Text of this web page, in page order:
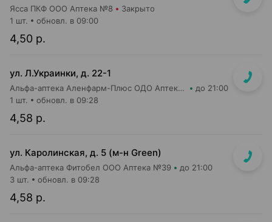
Ясса ПКФ ООО Аптека №8 Закрыто
4,50 р.
1 шт. обновл. в 09:00
ул. Л.Украинки, д. 22-1
Альфа-аптека Аленфарм-Плюс ОДО Аптека №13 до 21:00
4,58 р.
1 шт. обновл. в 09:28
ул. Каролинская, д. 5 (м-н Green)
Альфа-аптека Фитобел ООО Аптека №39 до 21:00
4,58 р.
3 шт. обновл. в 09:28